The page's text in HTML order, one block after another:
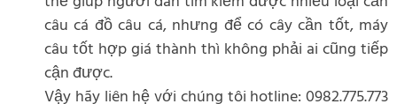
câu cá đồ câu cá, nhưng để có cây cần tốt, máy
câu tốt hợp giá thành thì không phải ai cũng tiếp
cận được.
Vậy hãy liên hệ với chúng tôi hotline: 0982.775.773